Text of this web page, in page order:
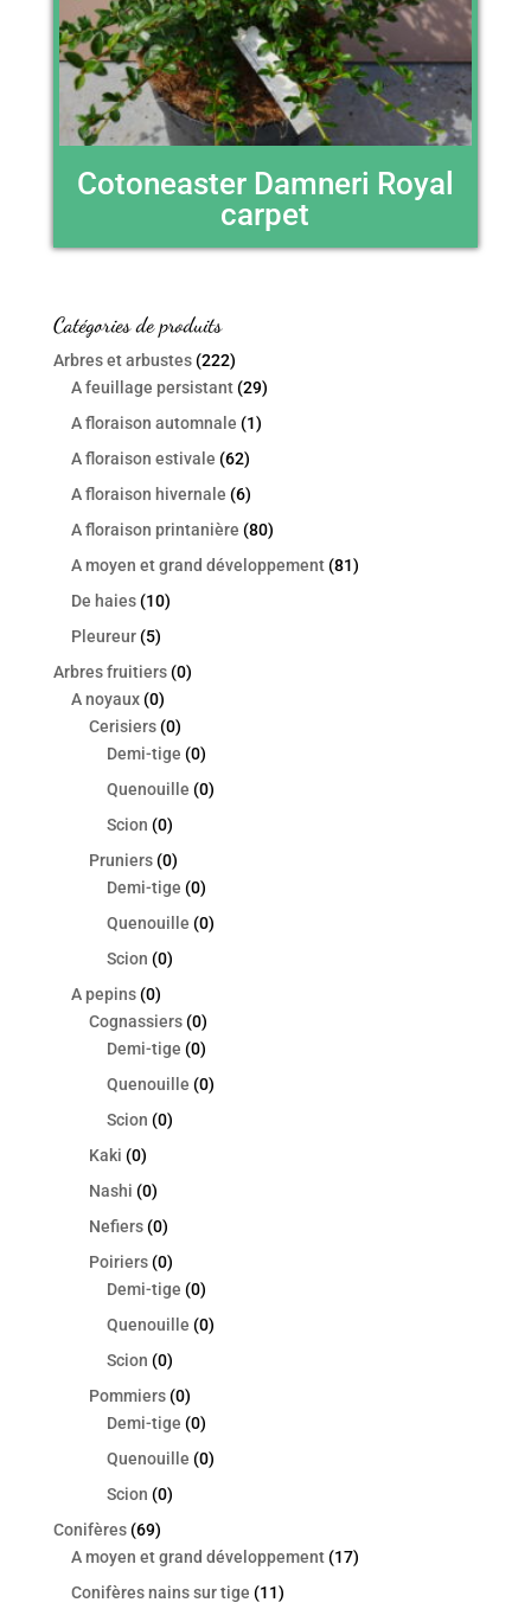
Cotoneaster Damneri Royal
carpet
Catégories de produits
Arbres et arbustes (222)
A feuillage persistant (29)
A floraison automnale (1)
A floraison estivale (62)
A floraison hivernale (6)
A floraison printanière (80)
A moyen et grand développement (81)
De haies (10)
Pleureur (5)
Arbres fruitiers (0)
A noyaux (0)
Cerisiers (0)
Demi-tige (0)
Quenouille (0)
Scion (0)
Pruniers (0)
Demi-tige (0)
Quenouille (0)
Scion (0)
A pepins (0)
Cognassiers (0)
Demi-tige (0)
Quenouille (0)
Scion (0)
Kaki (0)
Nashi (0)
Nefiers (0)
Poiriers (0)
Demi-tige (0)
Quenouille (0)
Scion (0)
Pommiers (0)
Demi-tige (0)
Quenouille (0)
Scion (0)
Conifères (69)
A moyen et grand développement (17)
Conifères nains sur tige (11)